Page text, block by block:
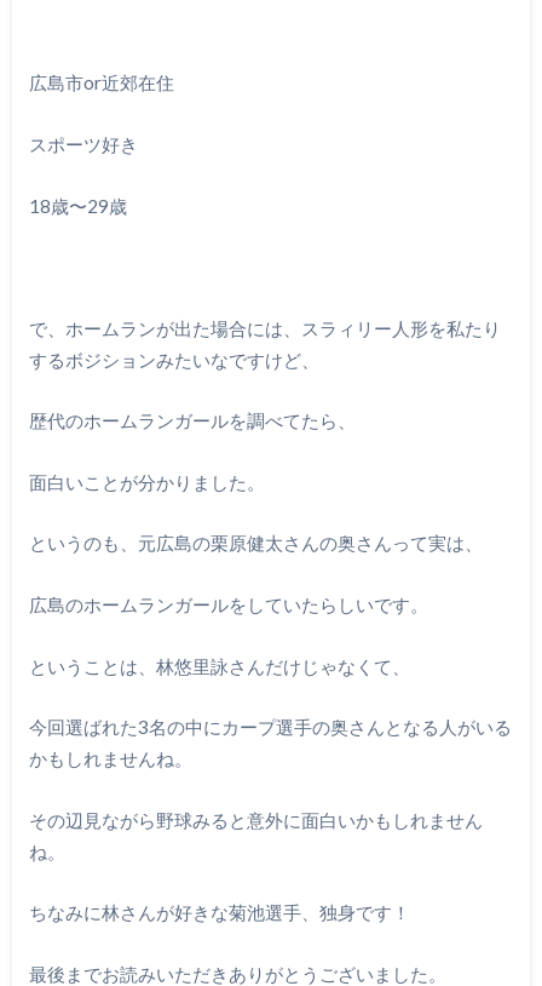
広島市or近郊在住
スポーツ好き
18歳〜29歳
で、ホームランが出た場合には、スラィリー人形を私たり
するボジションみたいなですけど、
歴代のホームランガールを調べてたら、
面白いことが分かりました。
というのも、元広島の栗原健太さんの奥さんって実は、
広島のホームランガールをしていたらしいです。
ということは、林悠里詠さんだけじゃなくて、
今回選ばれた3名の中にカープ選手の奥さんとなる人がいる
かもしれませんね。
その辺見ながら野球みると意外に面白いかもしれません
ね。
ちなみに林さんが好きな菊池選手、独身です！
最後までお読みいただきありがとうございました。